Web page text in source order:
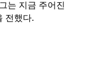
는 지금 주어진
전했다.